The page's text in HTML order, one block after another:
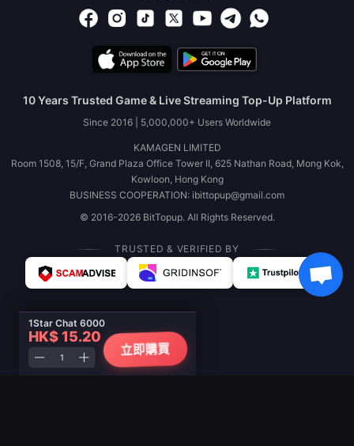
1Star Chat 6000
HK$ 15.20
立即購買
10 Years Trusted Game & Live Streaming Top-Up Platform
Since 2016 | 5,000,000+ Users Worldwide
KAMAGEN LIMITED
Room 1508, 15/F, Grand Plaza Office Tower II, 625 Nathan Road, Mong Kok,
Kowloon, Hong Kong
BUSINESS COOPERATION: ibittopup@gmail.com
© 2016-2026 BitTopup. All Rights Reserved.
TRUSTED & VERIFIED BY